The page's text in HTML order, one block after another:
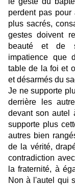
perdent pas
plus sacrés,
gestes doivent
beauté et de
impatience que
table de la foi et
et désarmés du
Je ne supporte
derrière les
devant son autel
supporte plus
autres bien
de la vérité,
contradiction
la fraternité, à
Non à l'autel qui